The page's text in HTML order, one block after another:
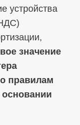
устройства
значение
правилам